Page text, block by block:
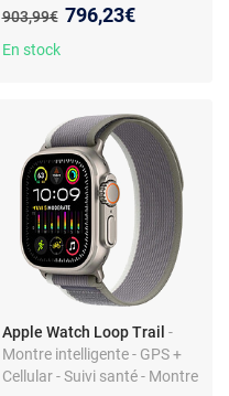
Ancien prix :
903,99€ Nouveau prix :
796,23€
En stock
Apple Watch Loop Trail -
Montre intelligente - GPS +
Cellular - Suivi santé - Montre